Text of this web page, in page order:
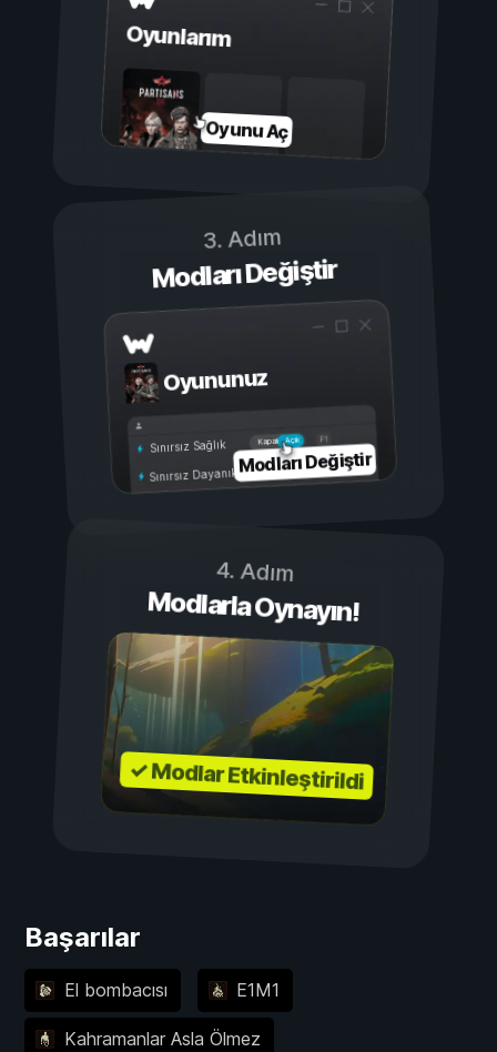
Oyunlarım
Oyunu Aç
3. Adım
Modları Değiştir
Oyununuz
Açık
Kapalı
Sınırsız Sağlık
Sınırsız DayanıklılıkModları Değiştir
4. Adım
Modlarla Oynayın!
✓ Modlar Etkinleştirildi
Başarılar
El bombacısı E1M1
Kahramanlar Asla Ölmez